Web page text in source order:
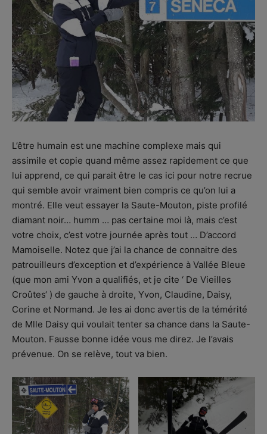
L’être humain est une machine complexe mais qui
assimile et copie quand même assez rapidement ce que
lui apprend, ce qui parait être le cas ici pour notre recrue
qui semble avoir vraiment bien compris ce qu’on lui a
montré. Elle veut essayer la Saute-Mouton, piste profilé
diamant noir… humm … pas certaine moi là, mais c’est
votre choix, c’est votre journée après tout … D’accord
Mamoiselle. Notez que j’ai la chance de connaitre des
patrouilleurs d’exception et d’expérience à Vallée Bleue
(que mon ami Yvon a qualifiés, et je cite ‘ De Vieilles
Croûtes‘ ) de gauche à droite, Yvon, Claudine, Daisy,
Corine et Normand. Je les ai donc avertis de la témérité
de Mlle Daisy qui voulait tenter sa chance dans la Saute-
Mouton. Fausse bonne idée vous me direz. Je l’avais
prévenue. On se relève, tout va bien.